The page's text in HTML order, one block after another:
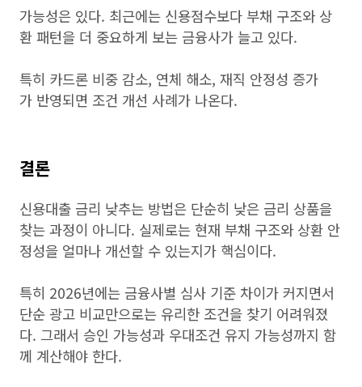
가능성은 있다. 최근에는 신용점수보다 부채 구조와 상
환 패턴을 더 중요하게 보는 금융사가 늘고 있다.
특히 카드론 비중 감소, 연체 해소, 재직 안정성 증가
가 반영되면 조건 개선 사례가 나온다.
결론
신용대출 금리 낮추는 방법은 단순히 낮은 금리 상품을
찾는 과정이 아니다. 실제로는 현재 부채 구조와 상환 안
정성을 얼마나 개선할 수 있는지가 핵심이다.
특히 2026년에는 금융사별 심사 기준 차이가 커지면서
단순 광고 비교만으로는 유리한 조건을 찾기 어려워졌
다. 그래서 승인 가능성과 우대조건 유지 가능성까지 함
께 계산해야 한다.